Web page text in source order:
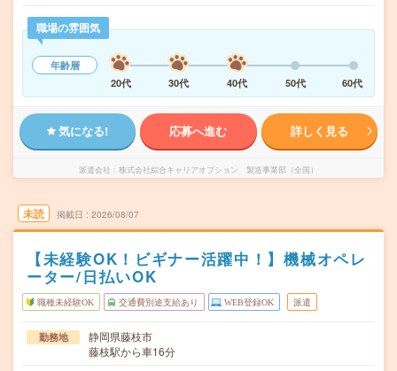
職場の雰囲気
年齢層
20代
30代 40代 50代 60代
気になる! 応募へ進む 詳しく見る
派遣会社 株式会社綜合キャリアオプション 製造事業部（全国）
未読 掲載日 2026/08/07
【未経験OK！ビギナー活躍中！】機械オペレ
ーター/日払いOK
職種未経験OK 交通費別途支給あり WEB登録OK 派遣
勤務地
静岡県藤枝市
藤枝駅から車16分